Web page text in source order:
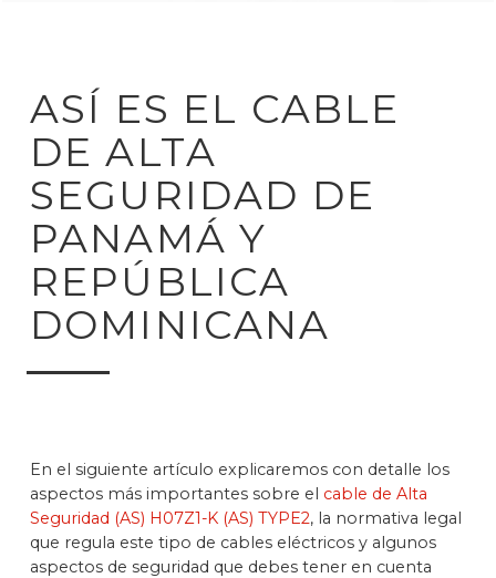
ASÍ ES EL CABLE
DE ALTA
SEGURIDAD DE
PANAMÁ Y
REPÚBLICA
DOMINICANA
En el siguiente artículo explicaremos con detalle los
aspectos más importantes sobre el cable de Alta
Seguridad (AS) H07Z1-K (AS) TYPE2, la normativa legal
que regula este tipo de cables eléctricos y algunos
aspectos de seguridad que debes tener en cuenta